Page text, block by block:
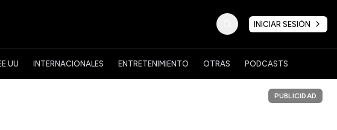
INICIAR SESIÓN
INTERNACIONALES ENTRETENIMIENTO OTRAS PODCASTS
PUBLICIDAD